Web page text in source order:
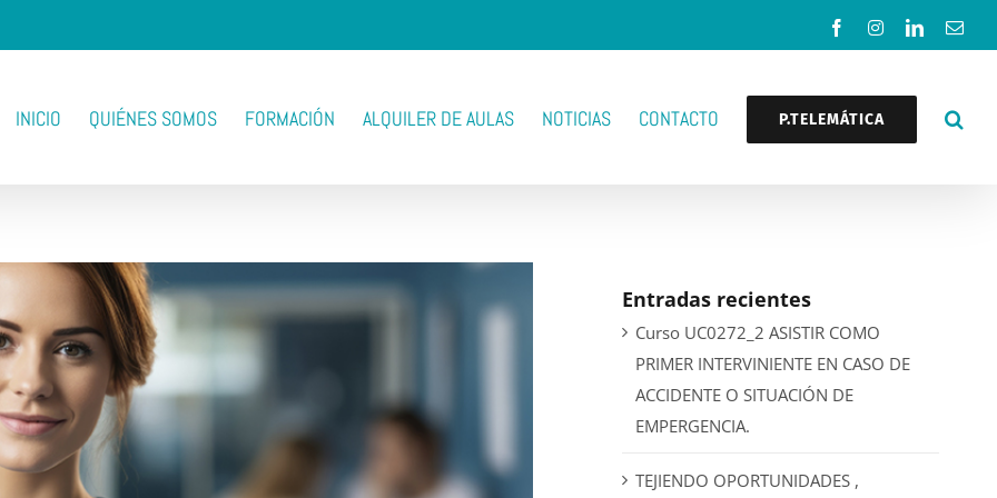
FacebookInstagramLinkedIn
INICIO QUIÉNES SOMOS FORMACIÓN ALQUILER DE AULAS NOTICIAS CONTACTO P.TELEMÁTICA
Entradas recientes
Curso UC0272_2 ASISTIR COMO
PRIMER INTERVINIENTE EN CASO DE
ACCIDENTE O SITUACIÓN DE
EMPERGENCIA.
TEJIENDO OPORTUNIDADES ,